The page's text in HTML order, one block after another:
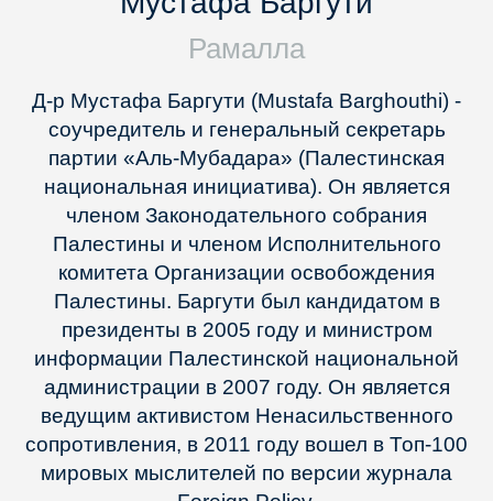
Рамалла
Д-р Мустафа Баргути (Mustafa Barghouthi) -
соучредитель и генеральный секретарь
партии «Аль-Мубадара» (Палестинская
национальная инициатива). Он является
членом Законодательного собрания
Палестины и членом Исполнительного
комитета Организации освобождения
Палестины. Баргути был кандидатом в
президенты в 2005 году и министром
информации Палестинской национальной
администрации в 2007 году. Он является
ведущим активистом Ненасильственного
сопротивления, в 2011 году вошел в Топ-100
мировых мыслителей по версии журнала